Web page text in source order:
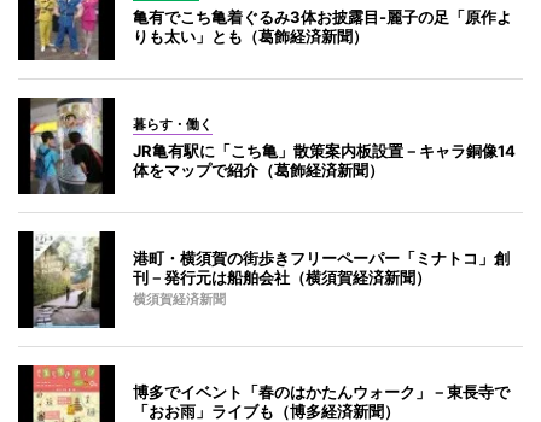
亀有でこち亀着ぐるみ3体お披露目-麗子の足「原作よ
りも太い」とも（葛飾経済新聞）
暮らす・働く
JR亀有駅に「こち亀」散策案内板設置－キャラ銅像14
体をマップで紹介（葛飾経済新聞）
港町・横須賀の街歩きフリーペーパー「ミナトコ」創
刊－発行元は船舶会社（横須賀経済新聞）
横須賀経済新聞
博多でイベント「春のはかたんウォーク」－東長寺で
「おお雨」ライブも（博多経済新聞）